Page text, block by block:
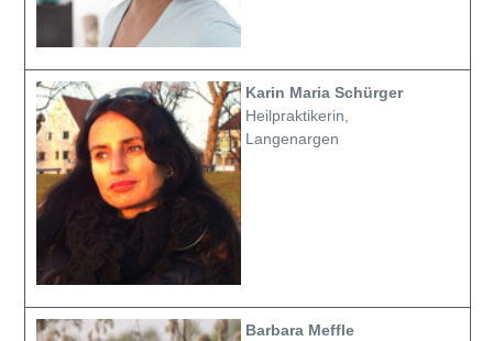
Karin Maria Schürger
Heilpraktikerin,
Langenargen
Barbara Meffle